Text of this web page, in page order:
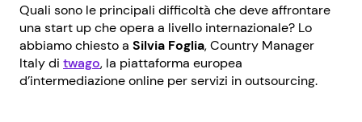
Quali sono le principali difficoltà che deve affrontare
una start up che opera a livello internazionale? Lo
abbiamo chiesto a Silvia Foglia, Country Manager
Italy di twago, la piattaforma europea
d’intermediazione online per servizi in outsourcing.